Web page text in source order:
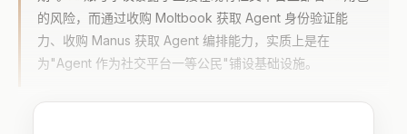
的风险，而通过收购 Moltbook 获取 Agent 身份验证能
力、收购 Manus 获取 Agent 编排能力，实质上是在
为"Agent 作为社交平台一等公民"铺设基础设施。